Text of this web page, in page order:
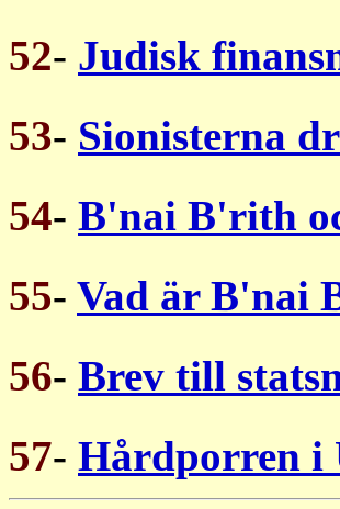
52- Judisk
53- Sionisterna
54- B'nai B'rith
55- Vad är B'nai
56- Brev till
57- Hårdporren i